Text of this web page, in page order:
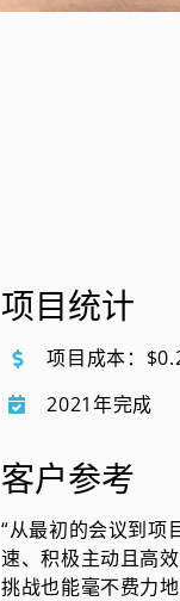
项目统计
项目成本：
2021年完成
客户参考
“从最初的会议到项
速、积极主动且高
挑战也能毫不费力